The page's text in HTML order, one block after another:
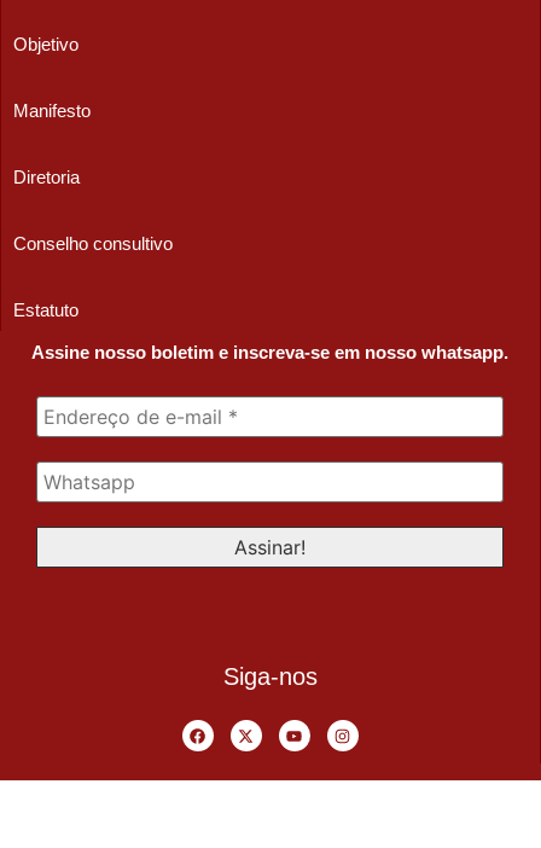
Objetivo
Manifesto
Diretoria
Conselho consultivo
Estatuto
Assine nosso boletim e inscreva-se em nosso whatsapp.
Siga-nos